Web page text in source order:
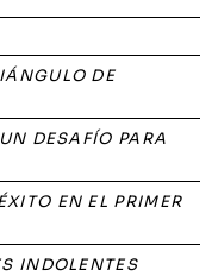
DE
DESAFÍO PARA
EN EL PRIMER
INDOLENTES